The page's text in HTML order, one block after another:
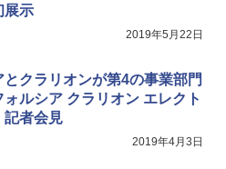
展示
2019年5月22日
とクラリオンが第4の事業部門
ルシア クラリオン エレクト
記者会見
2019年4月3日